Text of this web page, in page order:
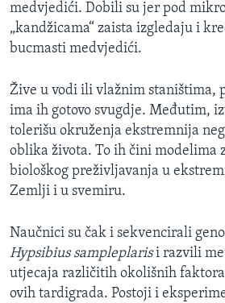
medvjedići. Dobili su jer pod
„kandžicama“ zaista izgledaju i
bucmasti medvjedići.
Žive u vodi ili vlažnim staništima,
ima ih gotovo svugdje. Međutim,
tolerišu okruženja ekstremnija
oblika života. To ih čini modelima
biološkog preživljavanja u
Zemlji i u svemiru.
Naučnici su čak i sekvencirali
Hypsibius sampleplarisi razvili
utjecaja različitih okolišnih
ovih tardigrada. Postoji i